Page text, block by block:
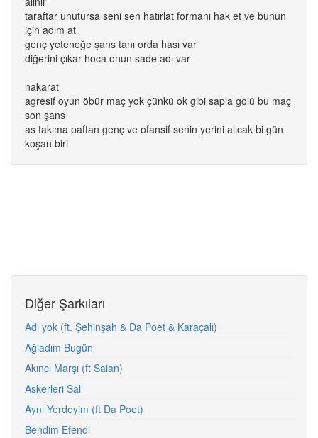
taraftar unutursa seni sen hatırlat formanı hak et ve bunun
için adım at
genç yeteneğe şans tanı orda hası var
diğerini çıkar hoca onun sade adı var
nakarat
agresif oyun öbür maç yok çünkü ok gibi sapla golü bu maç
son şans
as takıma paftan genç ve ofansif senin yerini alıcak bi gün
koşan biri
Diğer Şarkıları
Adı yok (ft. Şehinşah & Da Poet & Karaçalı)
Ağladım Bugün
Akıncı Marşı (ft Saian)
Askerleri Sal
Aynı Yerdeyim (ft Da Poet)
Bendim Efendi